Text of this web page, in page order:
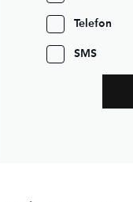
Telefon
SMS